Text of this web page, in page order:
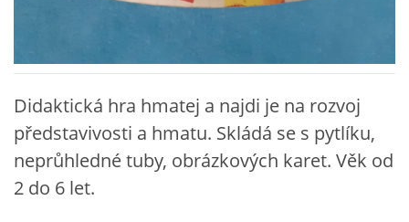
VÝTVARNÉ POMŮCKY
VÝTVARNÉ AKTIVITY - JARO
Didaktická hra hmatej a najdi je na rozvoj
představivosti a hmatu. Skládá se s pytlíku,
neprůhledné tuby, obrázkových karet. Věk od
2 do 6 let.